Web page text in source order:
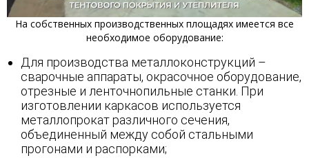
На собственных производственных площадях имеется все
необходимое оборудование:
Для производства металлоконструкций –
сварочные аппараты, окрасочное оборудование,
отрезные и ленточнопильные станки. При
изготовлении каркасов используется
металлопрокат различного сечения,
объединенный между собой стальными
прогонами и распорками;